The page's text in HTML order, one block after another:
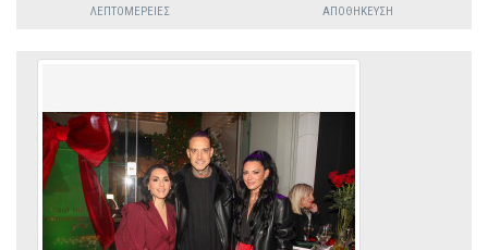
ΛΕΠΤΟΜΈΡΕΙΕΣ ΑΠΟΘΉΚΕΥΣΗ